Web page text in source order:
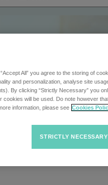
All” you agree to the storing of
and personalization, analyse site
By clicking “Strictly Necessary” you
will be used. Do note however
information, please see Cookies
STRICTLY NECESSARY